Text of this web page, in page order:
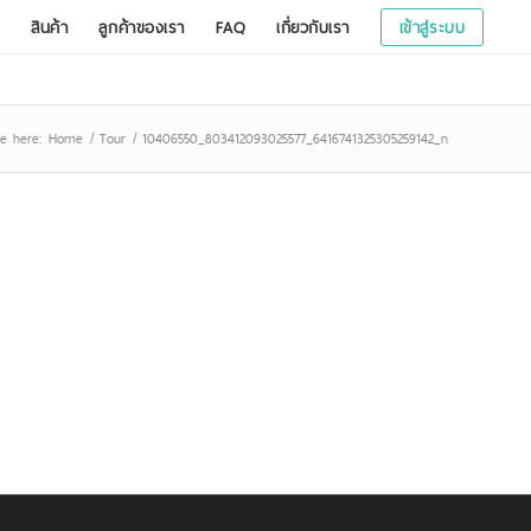
สินค้า ลูกค้าของเรา FAQ เกี่ยวกับเรา เข้าสู่ระบบ
here: Home / Tour / 10406550_803412093025577_6416741325305259142_n